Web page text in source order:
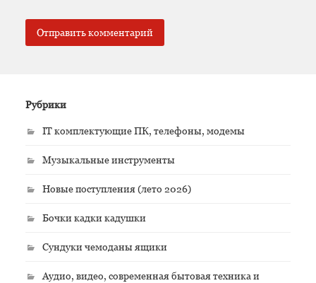
Рубрики
IT комплектующие ПК, телефоны, модемы
Музыкальные инструменты
Новые поступления (лето 2026)
Бочки кадки кадушки
Сундуки чемоданы ящики
Аудио, видео, современная бытовая техника и